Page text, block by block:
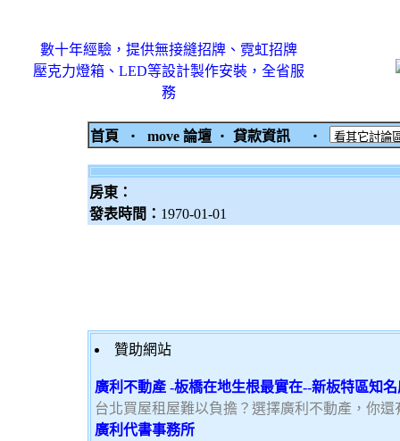
數十年經驗，提供無接縫招牌、霓虹招牌
壓克力燈箱、LED等設計製作安裝，全省服
務
首頁 ‧ move 論壇 ‧ 貸款資訊 ‧
房東：
發表時間： 1970-01-01
贊助網站
廣利不動產 -板橋在地生根最實在--新板特區知
台北買屋租屋難以負擔？選擇廣利不動產，你還
廣利代書事務所